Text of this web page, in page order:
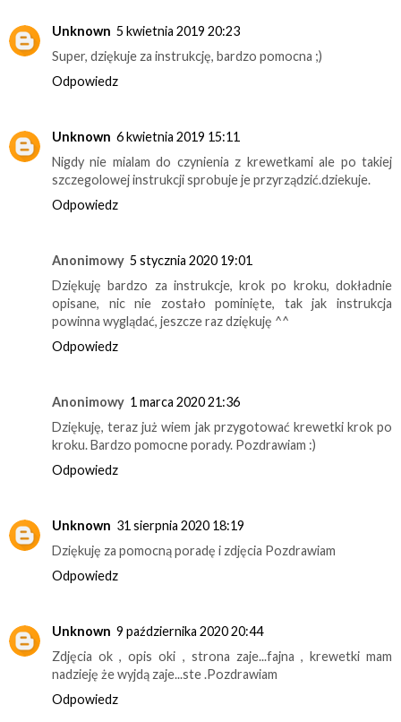
Unknown 5 kwietnia 2019 20:23
Super, dziękuje za instrukcję, bardzo pomocna ;)
Odpowiedz
Unknown 6 kwietnia 2019 15:11
Nigdy nie mialam do czynienia z krewetkami ale po takiej
szczegolowej instrukcji sprobuje je przyrządzić.dziekuje.
Odpowiedz
Anonimowy 5 stycznia 2020 19:01
Dziękuję bardzo za instrukcje, krok po kroku, dokładnie
opisane, nic nie zostało pominięte, tak jak instrukcja
powinna wyglądać, jeszcze raz dziękuję ^^
Odpowiedz
Anonimowy 1 marca 2020 21:36
Dziękuję, teraz już wiem jak przygotować krewetki krok po
kroku. Bardzo pomocne porady. Pozdrawiam :)
Odpowiedz
Unknown 31 sierpnia 2020 18:19
Dziękuję za pomocną poradę i zdjęcia Pozdrawiam
Odpowiedz
Unknown 9 października 2020 20:44
Zdjęcia ok , opis oki , strona zaje...fajna , krewetki mam
nadzieję że wyjdą zaje...ste .Pozdrawiam
Odpowiedz